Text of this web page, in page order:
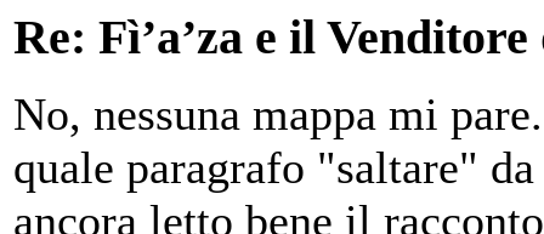
Re: Fì’a’za e il
No, nessuna mappa mi
quale paragrafo "saltare"
ancora letto bene il